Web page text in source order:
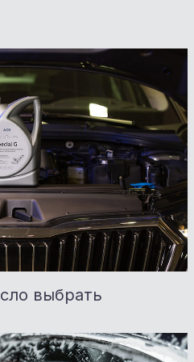
выбрать